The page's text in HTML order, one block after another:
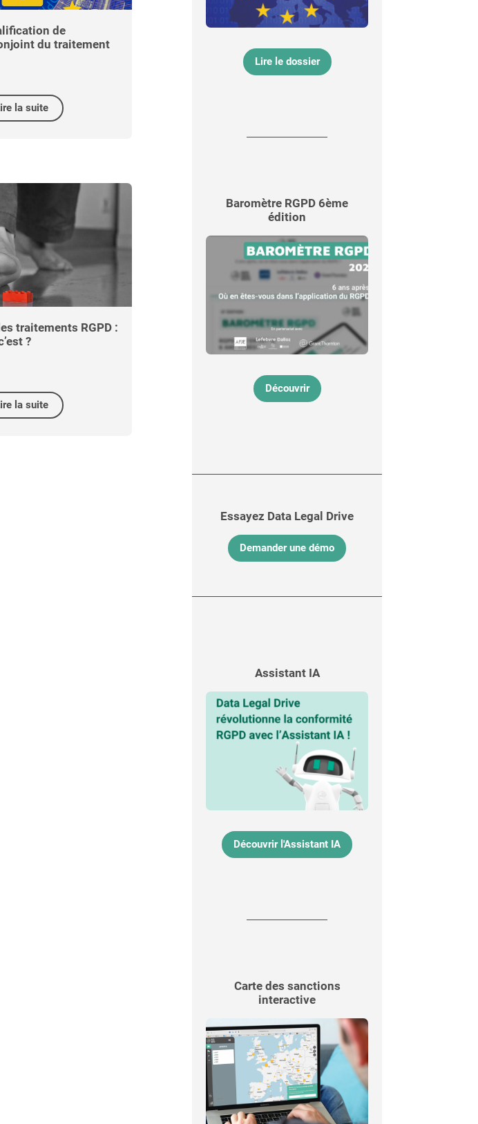
de
du traitement
la suite
traitements RGPD :
?
la suite
Lire le dossier
Baromètre RGPD 6ème
édition
Découvrir
Essayez Data Legal Drive
Demander une démo
Assistant IA
Découvrir l'Assistant IA
Carte des sanctions
interactive